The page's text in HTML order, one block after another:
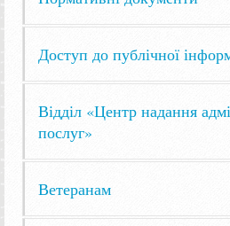
Доступ до публічної
Відділ «Центр надання
послуг»
Ветеранам